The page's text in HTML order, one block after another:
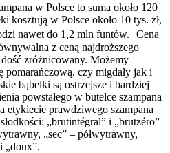
w Polsce to suma około 120
kosztują w Polsce około 10 tys. zł,
nawet do 1,2 mln funtów. Cena
z ceną najdroższego
zróżnicowany. Możemy
czy migdały jak i
bąbelki są ostrzejsze i bardziej
powstałego w butelce szampana
etykiecie prawdziwego szampana
„brutintégral” i „brutzéro”
„sec” – półwytrawny,
„doux”.